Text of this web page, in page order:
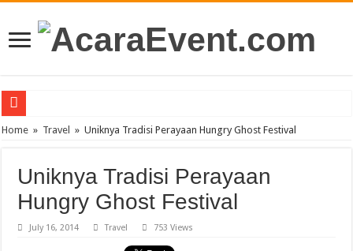
PT Teras Osong Indonesia Ramaikan Industri Kecantikan Korea di Indonesia
Gun N’ Roses Kembali Guncang Jakarta!
Posh Markt Vol. 3
Be3 “Dua Lima”
Home » Travel » Uniknya Tradisi Perayaan Hungry Ghost Festival
Uniknya Tradisi Perayaan
Hungry Ghost Festival
July 16, 2014 Travel 753 Views